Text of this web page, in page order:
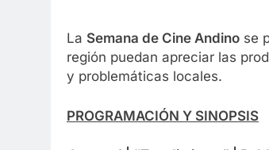
La Semana de Cine Andino se
región puedan apreciar las
y problemáticas locales.
PROGRAMACIÓN Y SINOPSIS